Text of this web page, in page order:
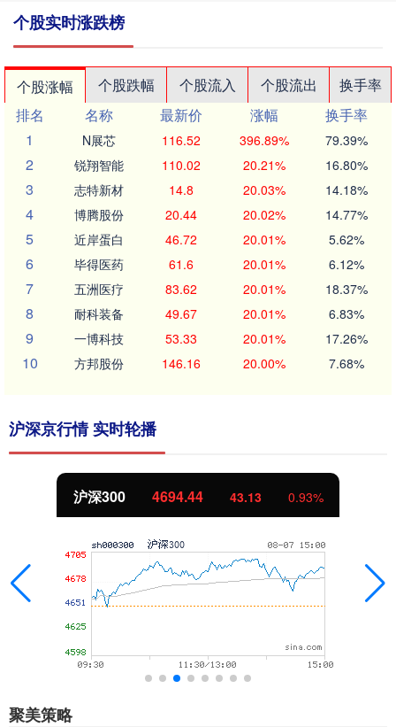
个股实时涨跌榜
个股涨幅 个股跌幅 个股流入 个股流出
换手率
排名
名称 最新价 涨幅
换手率
1
N展芯 116.52 396.89% 79.39%
2 锐翔智能 110.02 20.21% 16.80%
3 志特新材 14.8 20.03% 14.18%
4 博腾股份 20.44 20.02% 14.77%
5 近岸蛋白 46.72 20.01% 5.62%
6 毕得医药 61.6 20.01% 6.12%
7 五洲医疗 83.62 20.01% 18.37%
8 耐科装备 49.67 20.01% 6.83%
9 一博科技 53.33 20.01% 17.26%
10 方邦股份 146.16 20.00% 7.68%
沪深京行情 实时轮播
沪深300 4694.44 43.13 0.93%
聚美策略